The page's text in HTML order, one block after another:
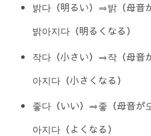
밝다（明るい）⇒밝（母
밝아지다（明るくなる）
작다（小さい）⇒작（母
아지다（小さくなる）
좋다（いい）⇒좋（母音
아지다（よくなる）